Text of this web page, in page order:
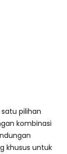
pilihan
kombinasi
khusus untuk